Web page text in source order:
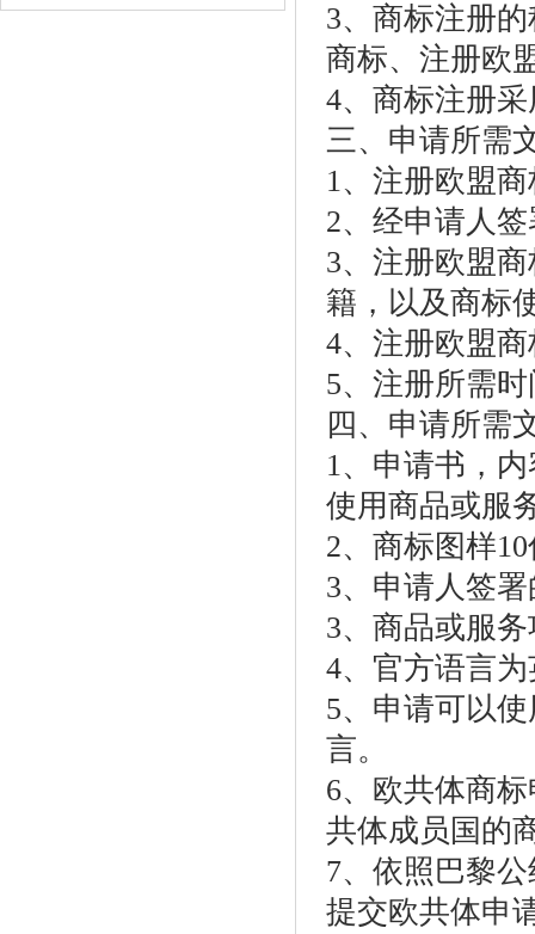
3、商标注册
商标、注册欧
4、商标注册
三、申请所需
1、注册欧盟
2、经申请人
3、注册欧盟
籍，以及商标
4、注册欧盟
5、注册所需
四、申请所需
1、申请书，
使用商品或服
2、商标图样
3、申请人签
3、商品或服
4、官方语言
5、申请可以
言。
6、欧共体商
共体成员国的
7、依照巴黎
提交欧共体申